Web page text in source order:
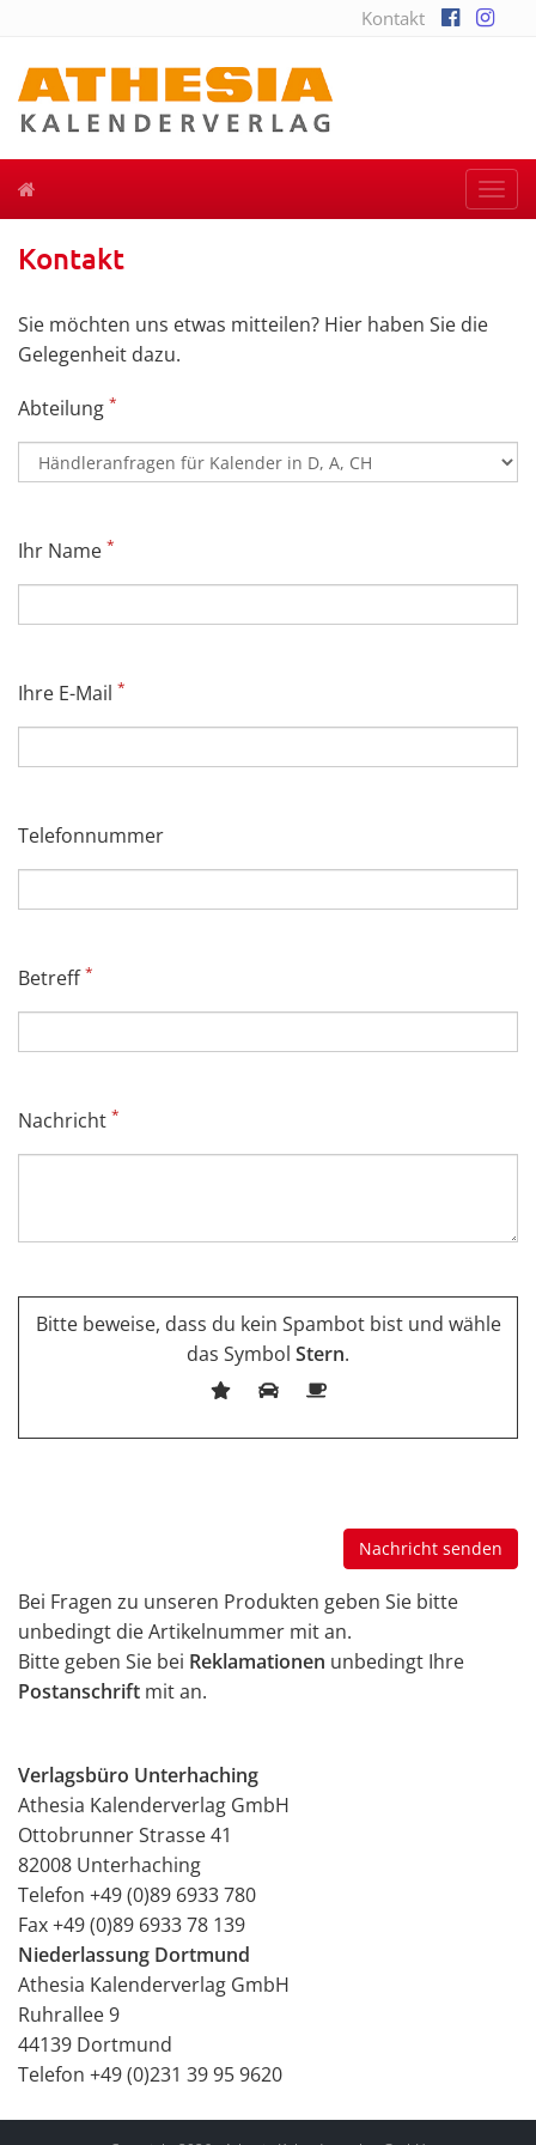
Kontakt
Kontakt
Sie möchten uns etwas mitteilen? Hier haben Sie die
Gelegenheit dazu.
Abteilung *
Ihr Name *
Ihre E-Mail *
Telefonnummer
Betreff*
Nachricht *
Bitte beweise, dass du kein Spambot bist und wähle
das Symbol Stern.
Bei Fragen zu unseren Produkten geben Sie bitte
unbedingt die Artikelnummer mit an.
Bitte geben Sie bei Reklamationen unbedingt Ihre
Postanschrift mit an.
Verlagsbüro Unterhaching
Athesia Kalenderverlag GmbH
Ottobrunner Strasse 41
82008 Unterhaching
Telefon +49 (0)89 6933 780
Fax +49 (0)89 6933 78 139
Niederlassung Dortmund
Athesia Kalenderverlag GmbH
Ruhrallee 9
44139 Dortmund
Telefon +49 (0)231 39 95 9620